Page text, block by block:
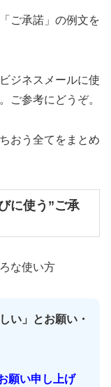
ご承諾」の例文を
ジネスメールに使
ご参考にどうぞ。
おう全てをまとめ
に使う”ご承
な使い方
い」とお願い・
願い申し上げ